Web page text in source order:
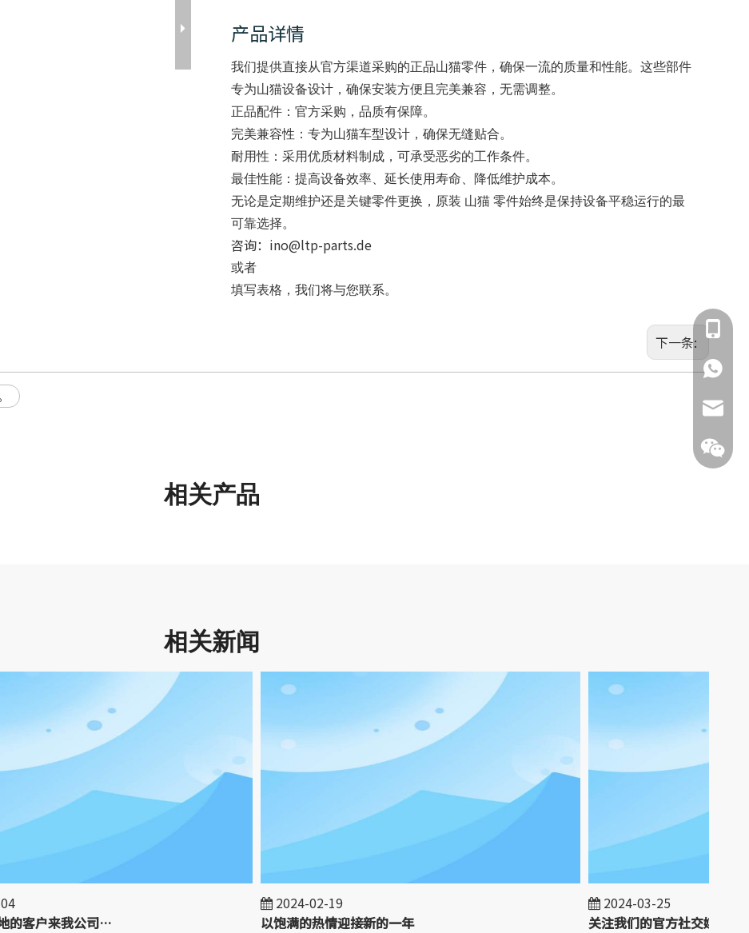
产品详情
我们提供直接从官方渠道采购的正品山猫零件，确保一流的质量和性能。这些部件
专为山猫设备设计，确保安装方便且完美兼容，无需调整。
正品配件 ：官方采购，品质有保障。
完美兼容性 ：专为山猫车型设计，确保无缝贴合。
耐用性 ：采用优质材料制成，可承受恶劣的工作条件。
最佳性能 ：提高设备效率、延长使用寿命、降低维护成本。
无论是定期维护还是关键零件更换，原装 山猫零件始终是保持设备平稳运行的最
可靠选择。
咨询：ino@ltp-parts.de
或者
填写表格，我们将与您联系。
下一条:
相关产品
相关新闻
欢迎世界各地的客户来我公司参观！
2024-02-19
以饱满的热情迎接新的一年
2024-03-25
关注我们的官方社交媒体